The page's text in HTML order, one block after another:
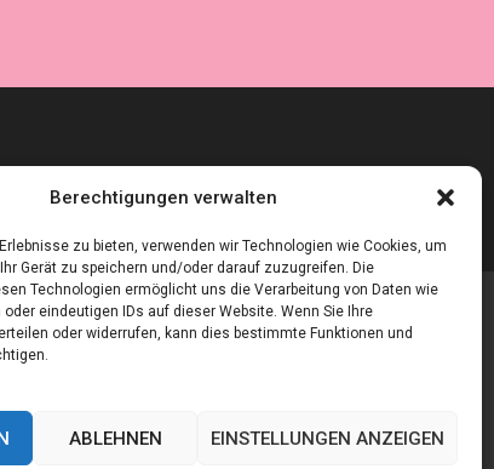
Berechtigungen verwalten
zu bieten, verwenden wir Technologien wie Cookies, um
Gerät zu speichern und/oder darauf zuzugreifen. Die
Technologien ermöglicht uns die Verarbeitung von Daten wie
oder eindeutigen IDs auf dieser Website. Wenn Sie Ihre
oder widerrufen, kann dies bestimmte Funktionen und
ABLEHNEN EINSTELLUNGEN ANZEIGEN